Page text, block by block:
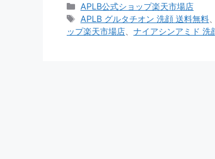
カ
テ
ゴ
APLB公式ショップ楽天市場店
タ
グ
APLB グルタチオン 洗顔 送料無料
ップ楽天市場店
ナイアシンアミド 洗